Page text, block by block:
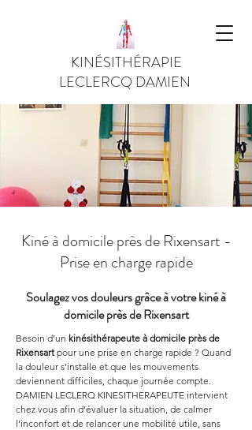
KINÉSITHÉRAPIE
LECLERCQ DAMIEN
Kiné à domicile près de Rixensart -
Prise en charge rapide
Soulagez vos douleurs grâce à votre kiné à
domicile près de Rixensart
Besoin d’un kinésithérapeute à domicile près de
Rixensart pour une prise en charge rapide ? Quand
la douleur s’installe et que les mouvements
deviennent difficiles, chaque journée compte.
DAMIEN LECLERQ KINESITHERAPEUTE intervient
chez vous afin d’évaluer la situation, de calmer
l’inconfort et de relancer une mobilité utile, sans